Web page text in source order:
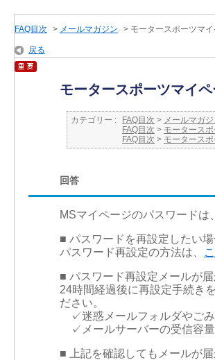
FAQ目次 > メールマガジン > モータースポーツマ
戻る
モータースポーツマイ
カテゴリー : FAQ目次 > メールマガジ
FAQ目次 > モータースポ
FAQ目次 > モータースポ
回答
MSマイページのパスワードは
■ パスワードを再設定したい場
パスワード再設定の方法は、
■ パスワード再設定メールが
24時間経過後に再設定手続き
ださい。
✓迷惑メールフォルダやご
✓メールサーバーの受信容
■ 上記を確認してもメールが